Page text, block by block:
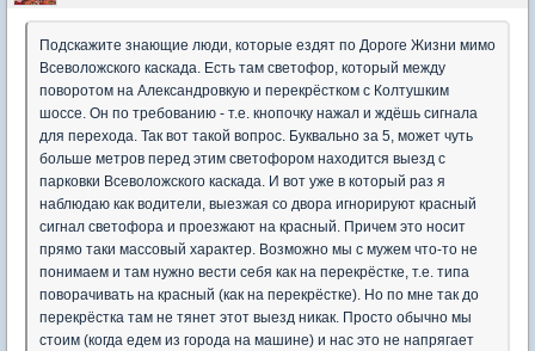
Подскажите знающие люди, которые ездят по Дороге Жизни мимо
Всеволожского каскада. Есть там светофор, который между
поворотом на Александровкую и перекрёстком с Колтушким
шоссе. Он по требованию - т.е. кнопочку нажал и ждёшь сигнала
для перехода. Так вот такой вопрос. Буквально за 5, может чуть
больше метров перед этим светофором находится выезд с
парковки Всеволожского каскада. И вот уже в который раз я
наблюдаю как водители, выезжая со двора игнорируют красный
сигнал светофора и проезжают на красный. Причем это носит
прямо таки массовый характер. Возможно мы с мужем что-то не
понимаем и там нужно вести себя как на перекрёстке, т.е. типа
поворачивать на красный (как на перекрёстке). Но по мне так до
перекрёстка там не тянет этот выезд никак. Просто обычно мы
стоим (когда едем из города на машине) и нас это не напрягает